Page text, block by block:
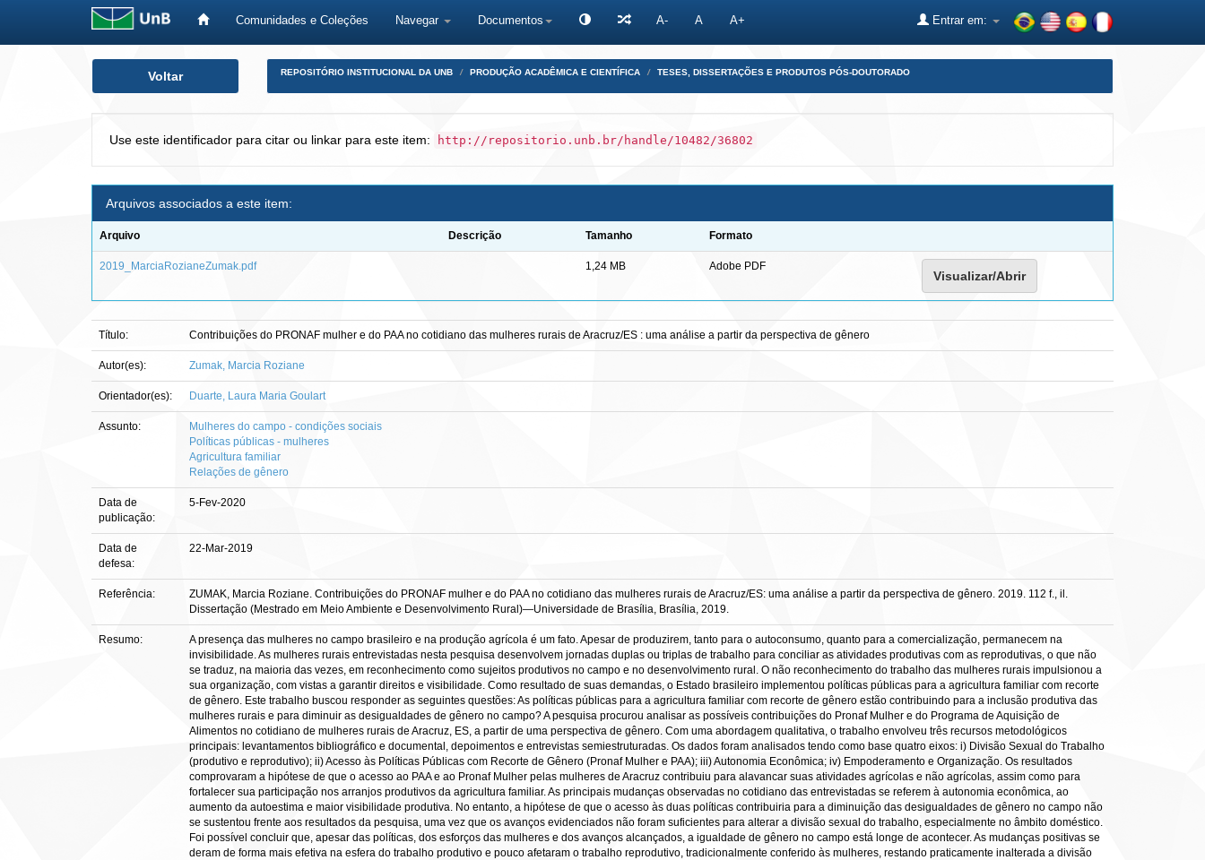
Comunidades e Coleções Navegar Documentos A- A A+ Entrar em:
Voltar REPOSITÓRIO INSTITUCIONAL DA UNB PRODUÇÃO ACADÊMICA E CIENTÍFICA TESES, DISSERTAÇÕES E PRODUTOS PÓS-DOUTORADO
Use este identificador para citar ou linkar para este item: http://repositorio.unb.br/handle/10482/36802
Arquivos associados a este item:
Arquivo Descrição Tamanho Formato
2019_MarciaRozianeZumak.pdf 1,24 MB Adobe PDF
Visualizar/Abrir
Título: Contribuições do PRONAF mulher e do PAA no cotidiano das mulheres rurais de Aracruz/ES : uma análise a partir da perspectiva de gênero
Autor(es): Zumak, Marcia Roziane
Orientador(es): Duarte, Laura Maria Goulart
Assunto:
Mulheres do campo - condições sociais
Políticas públicas - mulheres
Agricultura familiar
Relações de gênero
Data de
publicação:
5-Fev-2020
Data de
defesa:
22-Mar-2019
Referência:
ZUMAK, Marcia Roziane. Contribuições do PRONAF mulher e do PAA no cotidiano das mulheres rurais de Aracruz/ES: uma análise a partir da perspectiva de gênero. 2019. 112 f., il.
Dissertação (Mestrado em Meio Ambiente e Desenvolvimento Rural)—Universidade de Brasília, Brasília, 2019.
Resumo:
A presença das mulheres no campo brasileiro e na produção agrícola é um fato. Apesar de produzirem, tanto para o autoconsumo, quanto para a comercialização, permanecem na
invisibilidade. As mulheres rurais entrevistadas nesta pesquisa desenvolvem jornadas duplas ou triplas de trabalho para conciliar as atividades produtivas com as reprodutivas, o que não
se traduz, na maioria das vezes, em reconhecimento como sujeitos produtivos no campo e no desenvolvimento rural. O não reconhecimento do trabalho das mulheres rurais impulsionou a
sua organização, com vistas a garantir direitos e visibilidade. Como resultado de suas demandas, o Estado brasileiro implementou políticas públicas para a agricultura familiar com recorte
de gênero. Este trabalho buscou responder as seguintes questões: As políticas públicas para a agricultura familiar com recorte de gênero estão contribuindo para a inclusão produtiva das
mulheres rurais e para diminuir as desigualdades de gênero no campo? A pesquisa procurou analisar as possíveis contribuições do Pronaf Mulher e do Programa de Aquisição de
Alimentos no cotidiano de mulheres rurais de Aracruz, ES, a partir de uma perspectiva de gênero. Com uma abordagem qualitativa, o trabalho envolveu três recursos metodológicos
principais: levantamentos bibliográfico e documental, depoimentos e entrevistas semiestruturadas. Os dados foram analisados tendo como base quatro eixos: i) Divisão Sexual do Trabalho
(produtivo e reprodutivo); ii) Acesso às Políticas Públicas com Recorte de Gênero (Pronaf Mulher e PAA); iii) Autonomia Econômica; iv) Empoderamento e Organização. Os resultados
comprovaram a hipótese de que o acesso ao PAA e ao Pronaf Mulher pelas mulheres de Aracruz contribuiu para alavancar suas atividades agrícolas e não agrícolas, assim como para
fortalecer sua participação nos arranjos produtivos da agricultura familiar. As principais mudanças observadas no cotidiano das entrevistadas se referem à autonomia econômica, ao
aumento da autoestima e maior visibilidade produtiva. No entanto, a hipótese de que o acesso às duas políticas contribuiria para a diminuição das desigualdades de gênero no campo não
se sustentou frente aos resultados da pesquisa, uma vez que os avanços evidenciados não foram suficientes para alterar a divisão sexual do trabalho, especialmente no âmbito doméstico.
Foi possível concluir que, apesar das políticas, dos esforços das mulheres e dos avanços alcançados, a igualdade de gênero no campo está longe de acontecer. As mudanças positivas se
deram de forma mais efetiva na esfera do trabalho produtivo e pouco afetaram o trabalho reprodutivo, tradicionalmente conferido às mulheres, restando praticamente inalterada a divisão